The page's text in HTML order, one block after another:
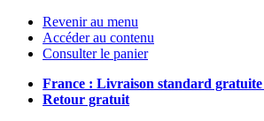
Revenir au menu
Accéder au contenu
Consulter le panier
France : Livraison standard gratuite
Retour gratuit